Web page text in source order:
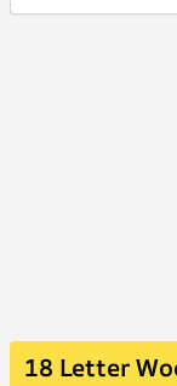
18 Letter